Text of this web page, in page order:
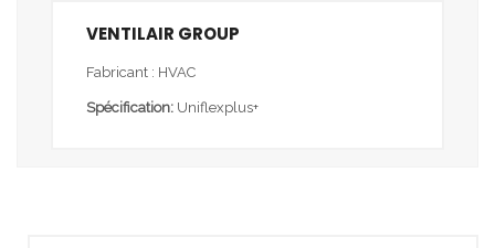
VENTILAIR GROUP
Fabricant : HVAC
Spécification: Uniflexplus+